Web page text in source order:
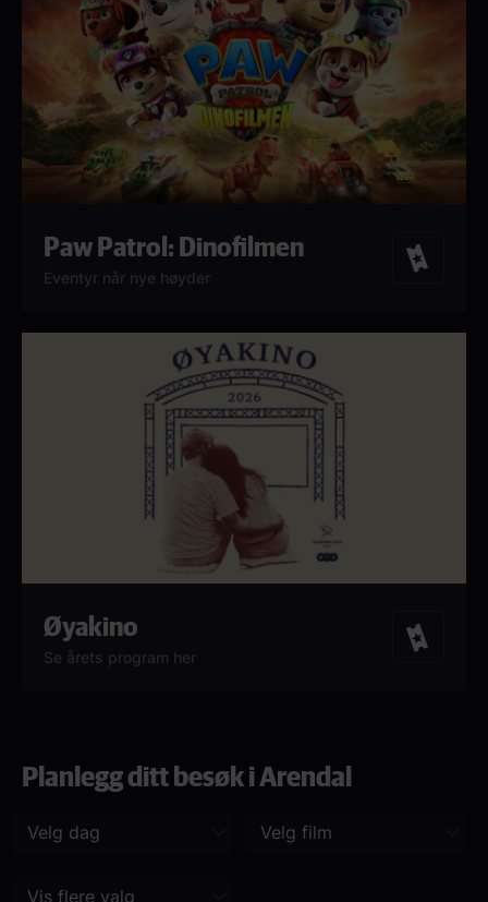
Paw Patrol: Dinofilmen
Eventyr når nye høyder
Billetter
Øyakino
Se årets program her
Billetter
Planlegg ditt besøk i Arendal